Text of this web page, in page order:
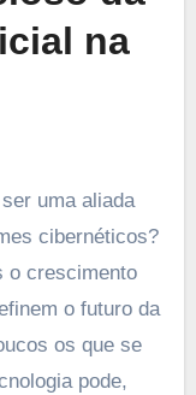
na
cibernéticos?
o crescimento
o futuro da
os que se
pode,